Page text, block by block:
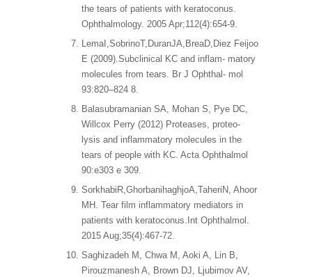
the tears of patients with keratoconus.
Ophthalmology. 2005 Apr;112(4):654-9.
LemaI,SobrinoT,DuranJA,BreaD,Diez Feijoo
E (2009).Subclinical KC and inflam- matory
molecules from tears. Br J Ophthal- mol
93:820–824 8.
Balasubramanian SA, Mohan S, Pye DC,
Willcox Perry (2012) Proteases, proteo-
lysis and inflammatory molecules in the
tears of people with KC. Acta Ophthalmol
90:e303 e 309.
SorkhabiR,GhorbanihaghjoA,TaheriN, Ahoor
MH. Tear film inflammatory mediators in
patients with keratoconus.Int Ophthalmol.
2015 Aug;35(4):467-72.
Saghizadeh M, Chwa M, Aoki A, Lin B,
Pirouzmanesh A, Brown DJ, Ljubimov AV,